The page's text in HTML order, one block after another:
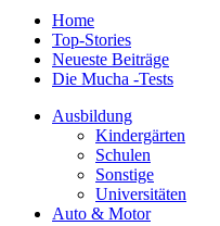
Home
Top-Stories
Neueste Beiträge
Die Mucha -Tests
Ausbildung
Kindergärten
Schulen
Sonstige
Universitäten
Auto & Motor